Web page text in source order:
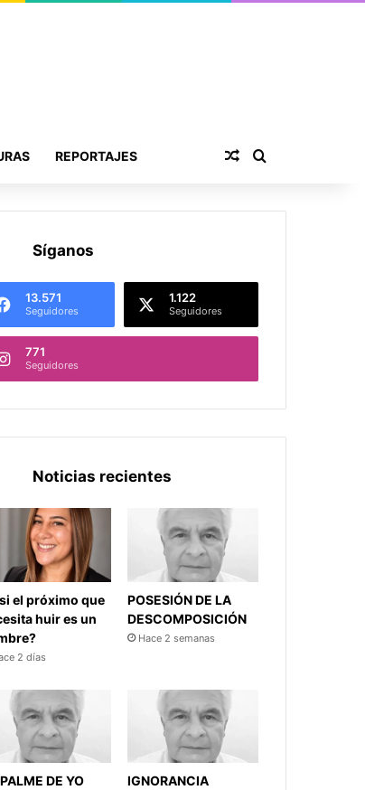
REPORTAJES Publicación al
Síganos
13.571
Seguidores
1.122
Seguidores
771
Seguidores
Noticias recientes
el próximo que
huir es un
2 días
POSESIÓN DE LA
DESCOMPOSICIÓN
Hace 2 semanas
DE YO
IGNORANCIA